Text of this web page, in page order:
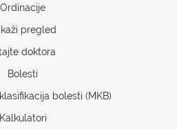
Ordinacije
pregled
doktora
Bolesti
bolesti (MKB)
Kalkulatori